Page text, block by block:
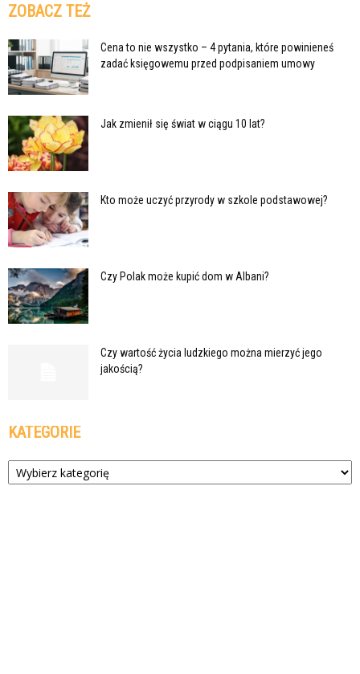
ZOBACZ TEŻ
Cena to nie wszystko – 4 pytania, które powinieneś
zadać księgowemu przed podpisaniem umowy
Jak zmienił się świat w ciągu 10 lat?
Kto może uczyć przyrody w szkole podstawowej?
Czy Polak może kupić dom w Albani?
Czy wartość życia ludzkiego można mierzyć jego
jakością?
KATEGORIE
Kategorie